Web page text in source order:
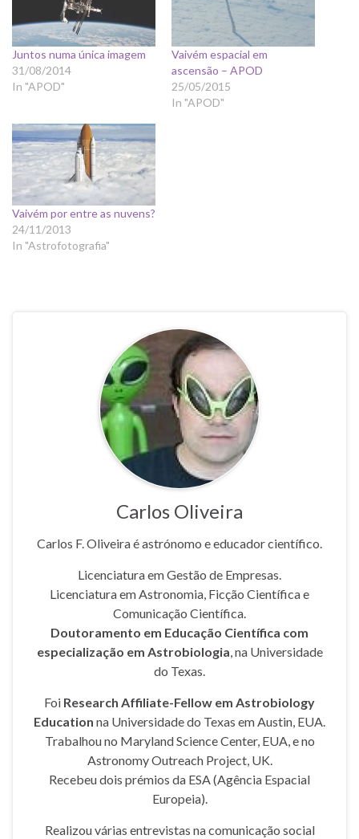
Juntos numa única imagem
31/08/2014
In "APOD"
Vaivém espacial em
ascensão – APOD
25/05/2015
In "APOD"
Vaivém por entre as nuvens?
24/11/2013
In "Astrofotografia"
Carlos Oliveira
Carlos F. Oliveira é astrónomo e educador científico.
Licenciatura em Gestão de Empresas.
Licenciatura em Astronomia, Ficção Científica e
Comunicação Científica.
Doutoramento em Educação Científica com
especialização em Astrobiologia, na Universidade
do Texas.
Foi Research Affiliate-Fellow em Astrobiology
Education na Universidade do Texas em Austin, EUA.
Trabalhou no Maryland Science Center, EUA, e no
Astronomy Outreach Project, UK.
Recebeu dois prémios da ESA (Agência Espacial
Europeia).
Realizou várias entrevistas na comunicação social